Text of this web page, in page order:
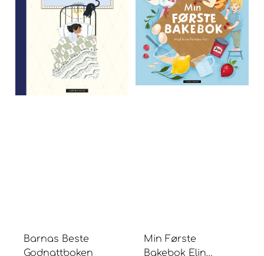
Barnas Beste
Godnattboken
Min Første
Bakebok Elin